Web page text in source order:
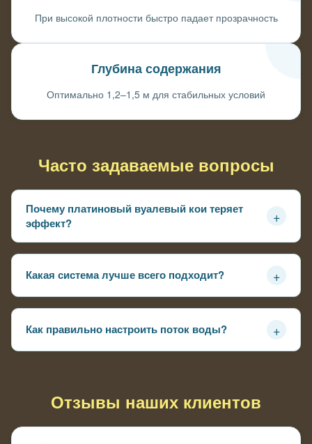
При высокой плотности быстро падает прозрачность
Глубина содержания
Оптимально 1,2–1,5 м для стабильных условий
Часто задаваемые вопросы
Почему платиновый вуалевый кои теряет
эффект?
+
Какая система лучше всего подходит? +
Как правильно настроить поток воды? +
Отзывы наших клиентов